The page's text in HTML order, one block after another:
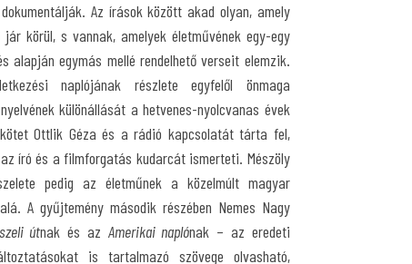
Az írások között akad olyan, amely
körül, s vannak, amelyek életművének egy-egy
alapján egymás mellé rendelhető verseit elemzik.
naplójának részlete egyfelől önmaga
különállását a hetvenes-nyolcvanas évek
Ottlik Géza és a rádió kapcsolatát tárta fel,
író és a filmforgatás kudarcát ismerteti. Mészöly
pedig az életműnek a közelmúlt magyar
A gyűjtemény második részében Nemes Nagy
útnak és az Amerikai naplónak – az eredeti
is tartalmazó szövege olvasható,